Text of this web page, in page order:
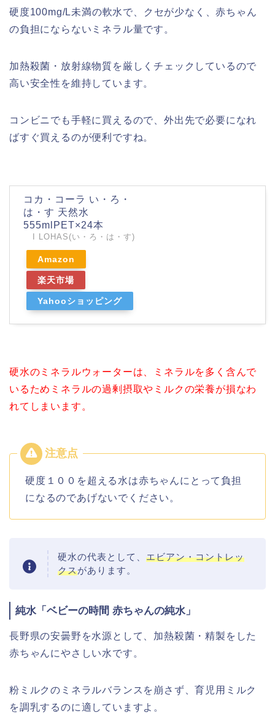
硬度100mg/L未満の軟水で、クセが少なく、赤ちゃん
の負担にならないミネラル量です。
加熱殺菌・放射線物質を厳しくチェックしているので
高い安全性を維持しています。
コンビニでも手軽に買えるので、外出先で必要になれ
ばすぐ買えるのが便利ですね。
コカ・コーラ い・ろ・
は・す 天然水
555mlPET×24本
I LOHAS(い・ろ・は・す)
Amazon
楽天市場
Yahooショッピング
硬水のミネラルウォーターは、ミネラルを多く含んで
いるためミネラルの過剰摂取やミルクの栄養が損なわ
れてしまいます。
硬度１００を超える水は赤ちゃんにとって負担
になるのであげないでください。
硬水の代表として、 エビアン・コントレッ
クスがあります。
純水「ベビーの時間 赤ちゃんの純水」
長野県の安曇野を水源として、加熱殺菌・精製をした
赤ちゃんにやさしい水です。
粉ミルクのミネラルバランスを崩さず、育児用ミルク
を調乳するのに適していますよ。